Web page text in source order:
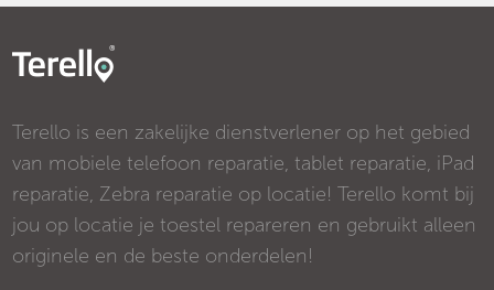
Terello is een zakelijke dienstverlener op het gebied
van mobiele telefoon reparatie, tablet reparatie, iPad
reparatie, Zebra reparatie op locatie! Terello komt bij
jou op locatie je toestel repareren en gebruikt alleen
originele en de beste onderdelen!